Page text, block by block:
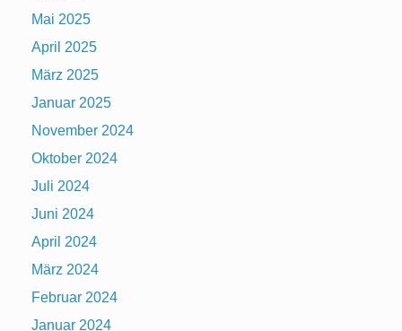
Mai 2025
April 2025
März 2025
Januar 2025
November 2024
Oktober 2024
Juli 2024
Juni 2024
April 2024
März 2024
Februar 2024
Januar 2024